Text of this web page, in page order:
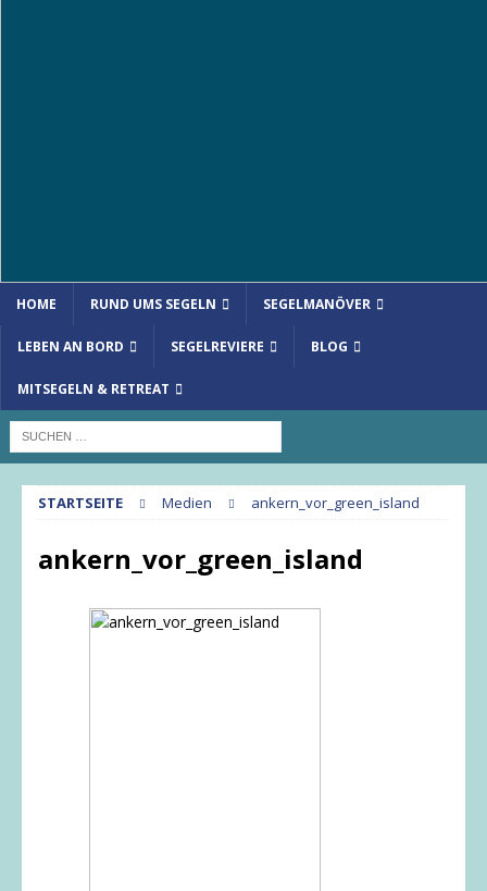
HOME RUND UMS SEGELN SEGELMANÖVER
LEBEN AN BORD SEGELREVIERE BLOG
MITSEGELN & RETREAT
STARTSEITE Medien ankern_vor_green_island
ankern_vor_green_island